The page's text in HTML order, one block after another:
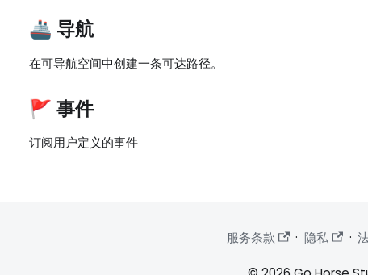
🚢 导航
在可导航空间中创建一条可达路径。
🚩 事件
订阅用户定义的事件
服务条款 · 隐私 ·